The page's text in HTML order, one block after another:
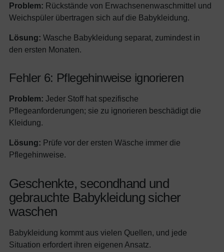
Problem: Rückstände von Erwachsenenwaschmittel und
Weichspüler übertragen sich auf die Babykleidung.
Lösung: Wasche Babykleidung separat, zumindest in
den ersten Monaten.
Fehler 6: Pflegehinweise ignorieren
Problem: Jeder Stoff hat spezifische
Pflegeanforderungen; sie zu ignorieren beschädigt die
Kleidung.
Lösung: Prüfe vor der ersten Wäsche immer die
Pflegehinweise.
Geschenkte, secondhand und
gebrauchte Babykleidung sicher
waschen
Babykleidung kommt aus vielen Quellen, und jede
Situation erfordert ihren eigenen Ansatz.